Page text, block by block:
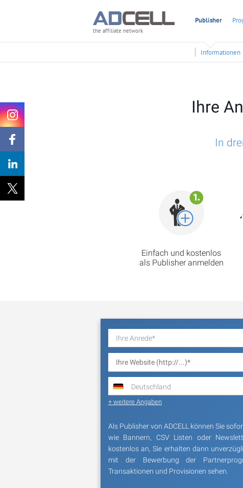
the affiliate network
Publisher
Informationen
Ihre
In
Einfach und kostenlos
als Publisher anmelden
Ihre Anrede*
Deutschland
+ weitere Angaben
Als Publisher von ADCELL können Sie
wie Bannern, CSV Listen oder
kostenlos an, Sie erhalten dann
mit der Bewerbung der
Transaktionen und Provisionen sehen.